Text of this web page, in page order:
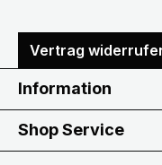
Vertrag
Information
Shop Service